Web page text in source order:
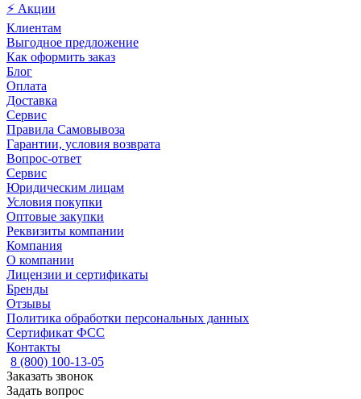
⚡ Акции
Клиентам
Выгодное предложение
Как оформить заказ
Блог
Оплата
Доставка
Сервис
Правила Самовывоза
Гарантии, условия возврата
Вопрос-ответ
Сервис
Юридическим лицам
Условия покупки
Оптовые закупки
Реквизиты компании
Компания
О компании
Лицензии и сертификаты
Бренды
Отзывы
Политика обработки персональных данных
Сертификат ФСС
Контакты
8 (800) 100-13-05
Заказать звонок
Задать вопрос